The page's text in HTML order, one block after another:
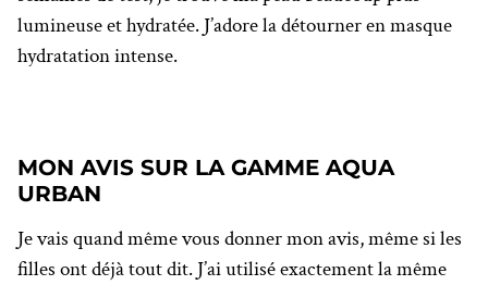
lumineuse et hydratée. J’adore la détourner en masque
hydratation intense.
MON AVIS SUR LA GAMME AQUA
URBAN
Je vais quand même vous donner mon avis, même si les
filles ont déjà tout dit. J’ai utilisé exactement la même